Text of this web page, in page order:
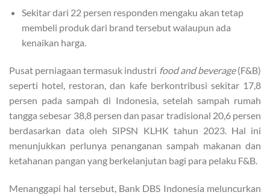
Sekitar dari 22 persen responden mengaku akan tetap
membeli produk dari brand tersebut walaupun ada
kenaikan harga.
Pusat perniagaan termasuk industri food and beverage(F&B)
seperti hotel, restoran, dan kafe berkontribusi sekitar 17,8
persen pada sampah di Indonesia, setelah sampah rumah
tangga sebesar 38,8 persen dan pasar tradisional 20,6 persen
berdasarkan data oleh SIPSN KLHK tahun 2023. Hal ini
menunjukkan perlunya penanganan sampah makanan dan
ketahanan pangan yang berkelanjutan bagi para pelaku F&B.
Menanggapi hal tersebut, Bank DBS Indonesia meluncurkan